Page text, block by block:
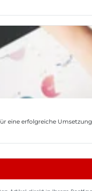
eine erfolgreiche